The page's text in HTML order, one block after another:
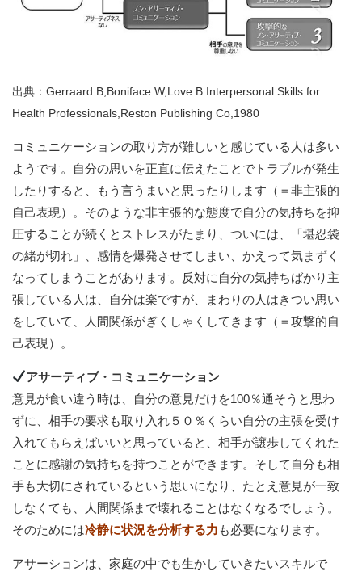
出典：Gerraard B,Boniface W,Love B:Interpersonal Skills for
Health Professionals,Reston Publishing Co,1980
コミュニケーションの取り方が難しいと感じている人は多い
ようです。自分の思いを正直に伝えたことでトラブルが発生
したりすると、もう言うまいと思ったりします（＝非主張的
自己表現）。そのような非主張的な態度で自分の気持ちを抑
圧することが続くとストレスがたまり、ついには、「堪忍袋
の緒が切れ」、感情を爆発させてしまい、かえって気まずく
なってしまうことがあります。反対に自分の気持ちばかり主
張している人は、自分は楽ですが、まわりの人はきつい思い
をしていて、人間関係がぎくしゃくしてきます（＝攻撃的自
己表現）。
アサーティブ・コミュニケーション
意見が食い違う時は、自分の意見だけを100％通そうと思わ
ずに、相手の要求も取り入れ５０％くらい自分の主張を受け
入れてもらえばいいと思っていると、相手が譲歩してくれた
ことに感謝の気持ちを持つことができます。そして自分も相
手も大切にされているという思いになり、たとえ意見が一致
しなくても、人間関係まで壊れることはなくなるでしょう。
そのためには冷静に状況を分析する力 も必要になります。
アサーションは、家庭の中でも生かしていきたいスキルで